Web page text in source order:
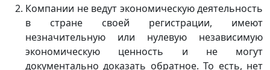
Компании не ведут экономическую деятельность
в стране своей регистрации, имеют
незначительную или нулевую независимую
экономическую ценность и не могут
документально доказать обратное. То есть, нет